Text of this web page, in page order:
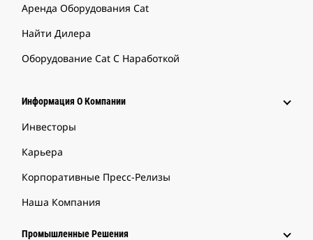
Аренда Оборудования Cat
Найти Дилера
Оборудование Cat С Наработкой
Информация О Компании
Инвесторы
Карьера
Корпоративные Пресс-Релизы
Наша Компания
Промышленные Решения